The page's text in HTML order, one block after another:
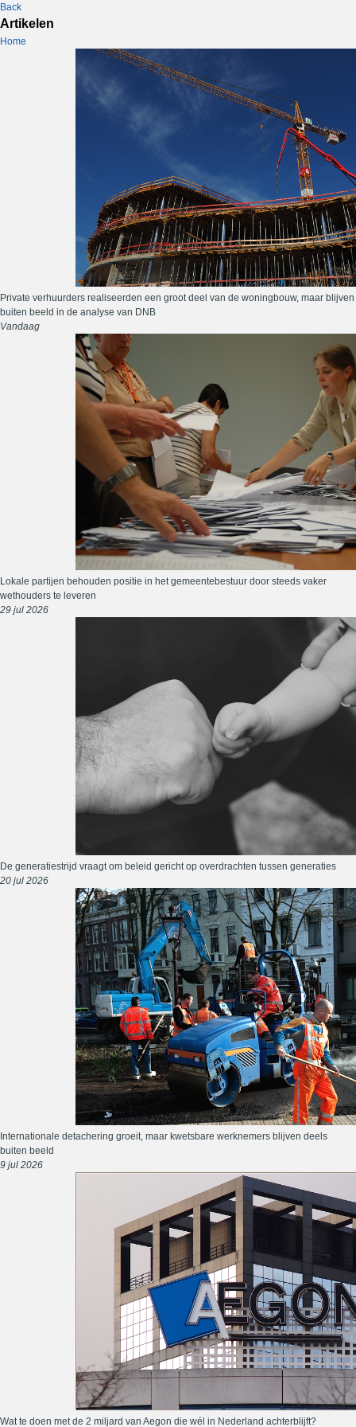
Back
Artikelen
Home
Private verhuurders realiseerden een groot deel van de woningbouw, maar blijven
buiten beeld in de analyse van DNB
Vandaag
Lokale partijen behouden positie in het gemeentebestuur door steeds vaker
wethouders te leveren
29 jul 2026
De generatiestrijd vraagt om beleid gericht op overdrachten tussen generaties
20 jul 2026
Internationale detachering groeit, maar kwetsbare werknemers blijven deels
buiten beeld
9 jul 2026
Wat te doen met de 2 miljard van Aegon die wél in Nederland achterblijft?